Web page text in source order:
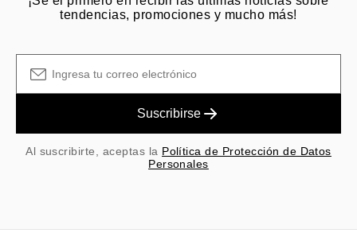
tendencias, promociones y mucho más!
Suscribirse
Al suscribirte, aceptas la Política de Protección de Datos
Personales